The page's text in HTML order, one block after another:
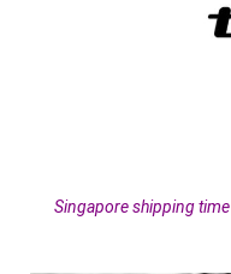
Singapore shipping time